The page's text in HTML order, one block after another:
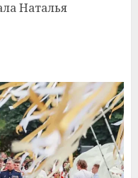
Наталья